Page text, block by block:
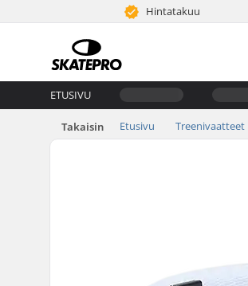
Hintatakuu
ETUSIVU
Takaisin Etusivu Treenivaatteet